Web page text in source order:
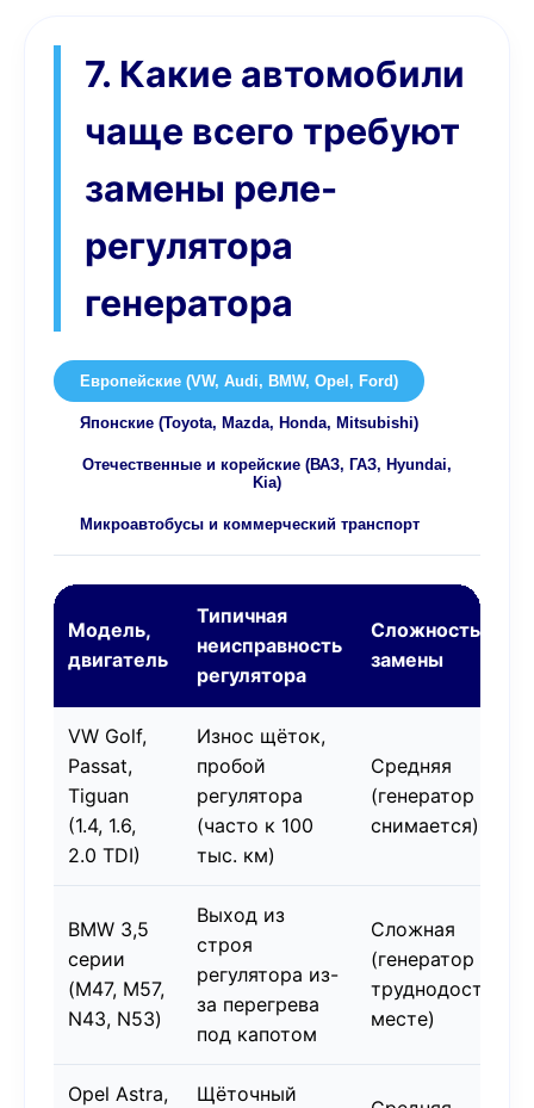
7. Какие автомобили
чаще всего требуют
замены реле-
регулятора
генератора
Европейские (VW, Audi, BMW, Opel, Ford)
Японские (Toyota, Mazda, Honda, Mitsubishi)
Отечественные и корейские (ВАЗ, ГАЗ, Hyundai,
Kia)
Микроавтобусы и коммерческий транспорт
Модель,
двигатель
Типичная
неисправность
регулятора
Сложность
замены
VW Golf,
Passat,
Tiguan
(1.4, 1.6,
2.0 TDI)
Износ щёток,
пробой
регулятора
(часто к 100
тыс. км)
Средняя
(генератор
снимается)
BMW 3,5
серии
(M47, M57,
N43, N53)
Выход из
строя
регулятора из-
за перегрева
под капотом
Сложная
(генератор в
месте)
Opel Astra, Щёточный